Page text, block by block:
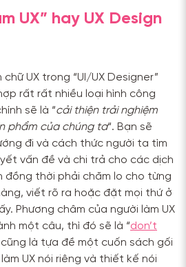
UX” hay UX Design
chữ UX trong “UI/UX Designer”
rất rất nhiều loại hình công
sẽ là “cải thiện trải nghiệm
phẩm của chúng ta“. Bạn sẽ
đi và cách thức người ta tìm
vấn đề và chi trả cho các dịch
đồng thời phải chăm lo cho từng
viết rõ ra hoặc đặt mọi thứ ở
Phương châm của người làm UX
một câu, thì đó sẽ là “don’t
cũng là tựa đề một cuốn sách gối
UX nói riêng và thiết kế nói